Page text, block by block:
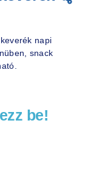
napi
snack
be!